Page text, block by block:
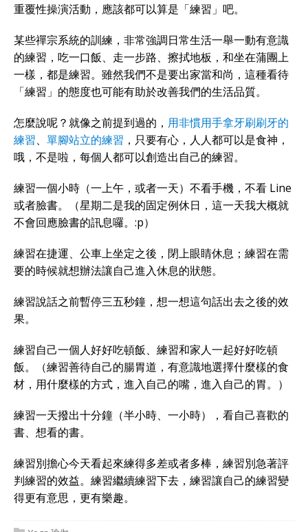
重覆性操演活動，應該都可以算是「練習」吧。
某些禪宗系統的訓練，非常強調日常生活一舉一動有意識
的練習，吃一口飯、走一步路、擦拭地板，和坐在蒲團上
一樣，都是練習。雖然我們不是要出家當和尚，這種看待
「練習」的態度也可能有助於改善我們的生活品質。
怎麼說呢？就像之前提到過的， 用非慣用手拿牙刷刷牙的
練習、 單腳站立的練習 ，只要有心，人人都可以是食神，
哦，不是啦，每個人都可以創造出自己的練習。
練習一個小時（一上午，或者一天）不看手機，不看 Line
或者臉書。（星期二是我的固定例休日，這一天我大概就
不會回應臉書的訊息囉。:p）
練習在捷運、公車上坐定之後，閉上眼睛休息；練習在需
要的時候就想辦法讓自己進入休息的狀態。
練習說話之前暫停三五秒鐘，想一想這句話出去之後的效
果。
練習自己一個人好好吃頓飯、練習和家人一起好好吃頓
飯。（練習善待自己的腸胃道，有意識地選擇什麼樣的食
材，用什麼樣的方式，進入自己的嘴，進入自己的胃。）
練習一天撥出十分鐘（半小時、一小時），看自己喜歡的
書、想看的書。
練習別擔心今天看起來練得多差或者多棒，練習別急著評
判練習的效益。練習繼續練習下去，練習讓自己的練習變
得更有意思，更有樂趣。